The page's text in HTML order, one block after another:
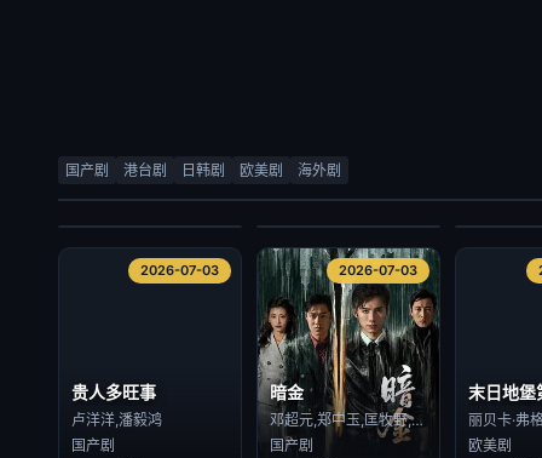
国产剧 港台剧 日韩剧 欧美剧 海外剧
日韩剧
2026/韩国
2026-07-03
海外剧
2026/泰国
2026-07-03
2026/泰国
贵人多旺事
卢洋洋,潘毅鸿
国产剧
2026-07-03
暗金
邓超元,郑中玉,匡牧野,张腾,钟晨瑶,徐永革,赵晓明,张曦文,甄琪
国产剧
2026-07-03
末日地堡
欧美剧